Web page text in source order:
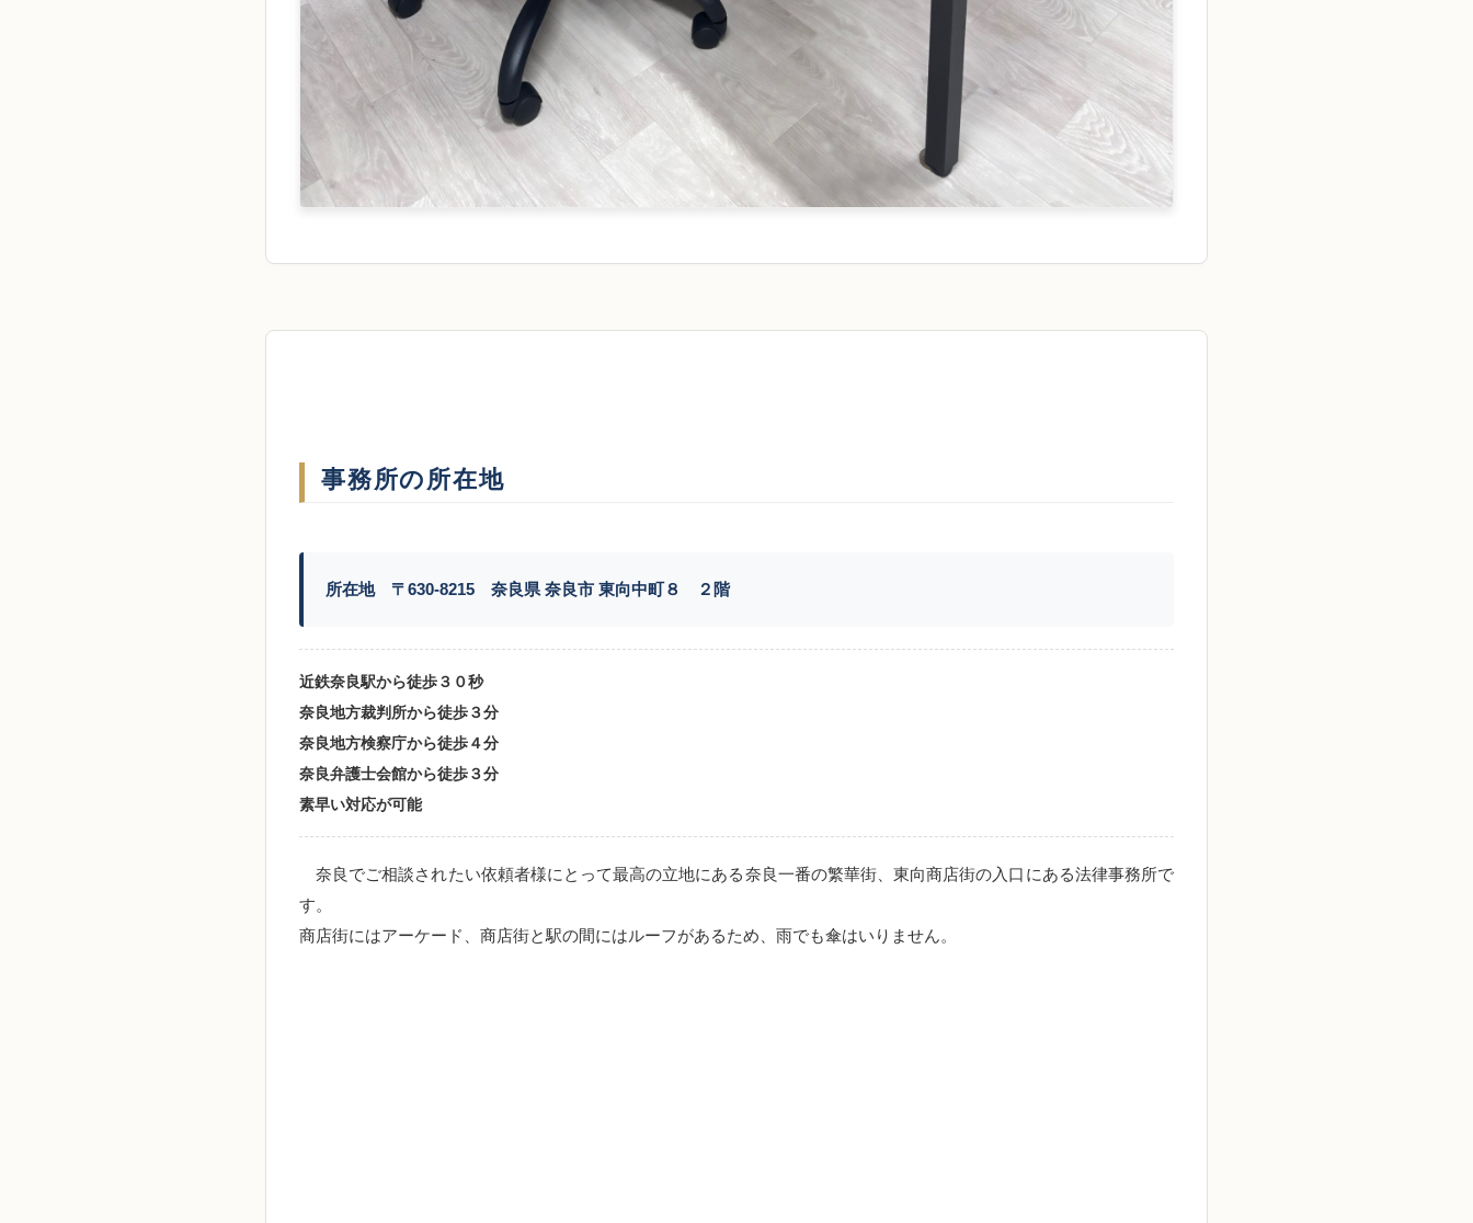
事務所の所在地
所在地 〒630-8215 奈良県 奈良市 東向中町８ ２階
近鉄奈良駅から徒歩３０秒
奈良地方裁判所から徒歩３分
奈良地方検察庁から徒歩４分
奈良弁護士会館から徒歩３分
素早い対応が可能
奈良でご相談されたい依頼者様にとって最高の立地にある奈良一番の繁華街、東向商店街の入口にある法律事務所で
す。
商店街にはアーケード、商店街と駅の間にはルーフがあるため、雨でも傘はいりません。